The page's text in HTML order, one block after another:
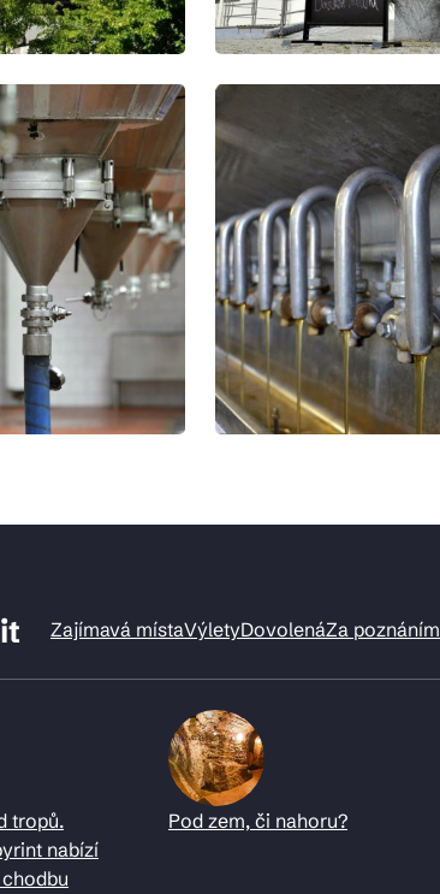
Zajímavá místaVýletyDovolenáZa poznáním
tropů.
nabízí
Pod zem, či nahoru?